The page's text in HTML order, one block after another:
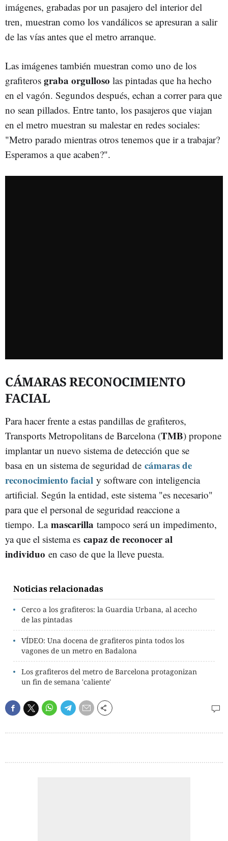
imágenes, grabadas por un pasajero del interior del
tren, muestran como los vandálicos se apresuran a salir
de las vías antes que el metro arranque.
Las imágenes también muestran como uno de los
grafiteros graba orgulloso las pintadas que ha hecho
en el vagón. Segundos después, echan a correr para que
no sean pillados. Entre tanto, los pasajeros que viajan
en el metro muestran su malestar en redes sociales:
"Metro parado mientras otros tenemos que ir a trabajar?
Esperamos a que acaben?".
CÁMARAS RECONOCIMIENTO
FACIAL
Para hacer frente a estas pandillas de grafiteros,
Transports Metropolitans de Barcelona (TMB) propone
implantar un nuevo sistema de detección que se
basa en un sistema de seguridad de cámaras de
reconocimiento facial y software con inteligencia
artificial. Según la entidad, este sistema "es necesario"
para que el personal de seguridad reaccione a
tiempo. La mascarilla tampoco será un impedimento,
ya que el sistema es capaz de reconocer al
individuo en caso de que la lleve puesta.
Noticias relacionadas
Cerco a los grafiteros: la Guardia Urbana, al acecho
de las pintadas
VÍDEO: Una docena de grafiteros pinta todos los
vagones de un metro en Badalona
Los grafiteros del metro de Barcelona protagonizan
un fin de semana 'caliente'